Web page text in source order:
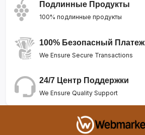
Подлинные Продукты
100% подлинные продукты
100% Безопасный Платеж
We Ensure Secure Transactions
24/7 Центр Поддержки
We Ensure Quality Support